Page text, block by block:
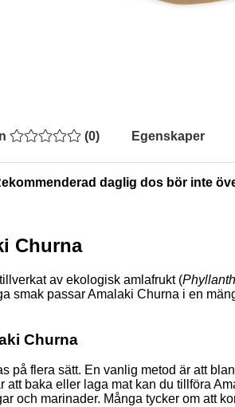
(0) Egenskaper
daglig dos bör inte
Churna
av ekologisk amlafrukt (
smak passar Amalaki Churna i en
Churna
på flera sätt. En vanlig metod är att
att baka eller laga mat kan du tillföra
och marinader. Många tycker om att